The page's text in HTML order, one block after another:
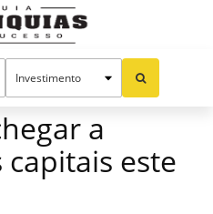
a
este